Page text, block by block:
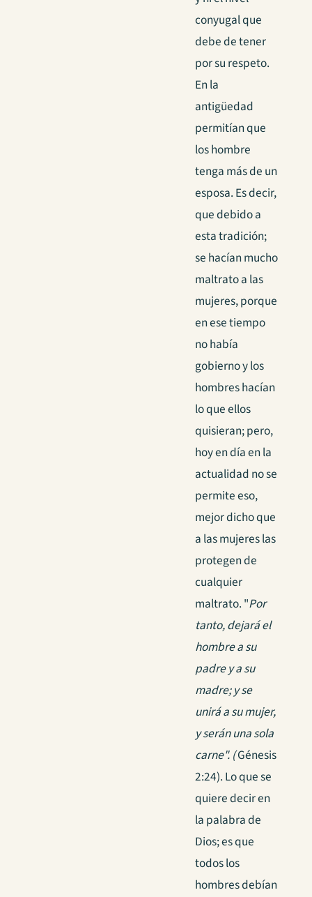
conyugal que
debe de tener
por su respeto.
En la
antigüedad
permitían que
los hombre
tenga más de un
esposa. Es decir,
que debido a
esta tradición;
se hacían mucho
maltrato a las
mujeres, porque
en ese tiempo
no había
gobierno y los
hombres hacían
lo que ellos
quisieran; pero,
hoy en día en la
actualidad no se
permite eso,
mejor dicho que
a las mujeres las
protegen de
cualquier
maltrato. "Por
tanto, dejará el
hombre a su
padre y a su
madre; y se
unirá a su mujer,
y serán una sola
carne". (Génesis
2:24). Lo que se
quiere decir en
la palabra de
Dios; es que
todos los
hombres debían